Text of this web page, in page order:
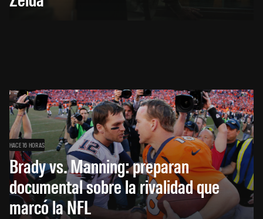
HACE 16 HORAS
Brady vs. Manning: preparan
documental sobre la rivalidad que
marcó la NFL